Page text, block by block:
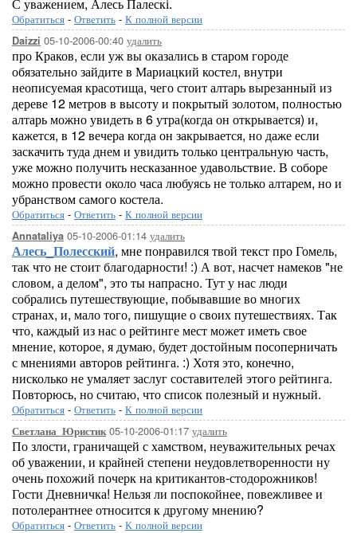
Обратиться - Ответить - К полной версии
Daizzi 05-10-2006-00:40 удалить
про Краков, если уж вы оказались в старом городе
обязательно зайдите в Мариацкий костел, внутри
неописуемая красотища, чего стоит алтарь вырезанный из
дереве 12 метров в высоту и покрытый золотом, полностью
алтарь можно увидеть в 6 утра(когда он открывается) и,
кажется, в 12 вечера когда он закрывается, но даже если
заскачить туда днем и увидить только центральную часть,
уже можно получить несказанное удавольствие. В соборе
можно провести около часа любуясь не только алтарем, но и
убранством самого костела.
Обратиться - Ответить - К полной версии
Annataliya 05-10-2006-01:14 удалить
Алесь_Полесский, мне понравился твой текст про Гомель,
так что не стоит благодарности! :) А вот, насчет намеков "не
словом, а делом", это ты напрасно. Тут у нас люди
собрались путешествующие, побывавшие во многих
странах, и, мало того, пишущие о своих путешествиях. Так
что, каждый из нас о рейтинге мест может иметь свое
мнение, которое, я думаю, будет достойным посоперничать
с мнениями авторов рейтинга. :) Хотя это, конечно,
нисколько не умаляет заслуг составителей этого рейтинга.
Повторюсь, но считаю, что список полезный и нужный.
Обратиться - Ответить - К полной версии
Светлана_Юристик05-10-2006-01:17 удалить
По злости, граничащей с хамством, неуважительных речах
об уважении, и крайней степени неудовлетворенности ну
очень похожий почерк на критикантов-стодорожников!
Гости Дневничка! Нельзя ли поспокойнее, повежливее и
потолерантнее относится к другому мнению?
Обратиться - Ответить - К полной версии